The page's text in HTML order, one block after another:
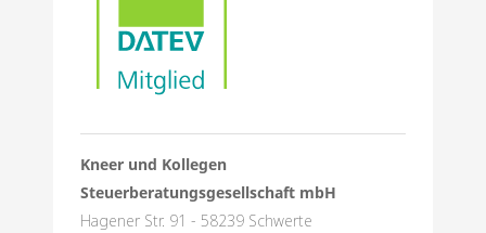
Kneer und Kollegen
Steuerberatungsgesellschaft mbH
Hagener Str. 91 - 58239 Schwerte